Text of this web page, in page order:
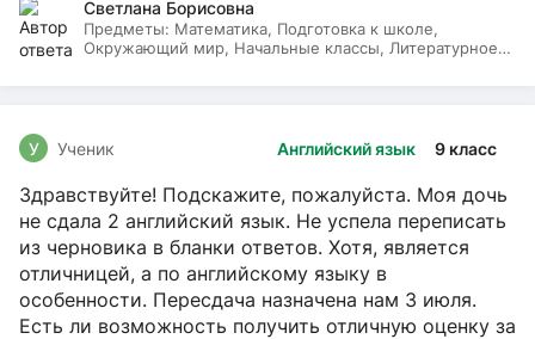
Светлана Борисовна
Предметы: Математика, Подготовка к школе,
Окружающий мир, Начальные классы, Литературное
Английский язык 9 класс
У Ученик
Здравствуйте! Подскажите, пожалуйста. Моя дочь
не сдала 2 английский язык. Не успела переписать
из черновика в бланки ответов. Хотя, является
отличницей, а по английскому языку в
особенности. Пересдача назначена нам 3 июля.
Есть ли возможность получить отличную оценку за